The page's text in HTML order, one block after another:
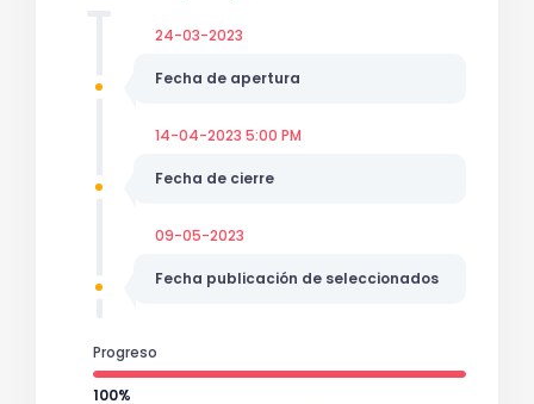
24-03-2023
Fecha de apertura
14-04-2023 5:00 PM
Fecha de cierre
09-05-2023
Fecha publicación de seleccionados
Progreso
100%